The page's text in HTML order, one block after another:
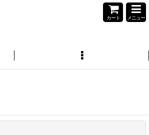
カート メニュー